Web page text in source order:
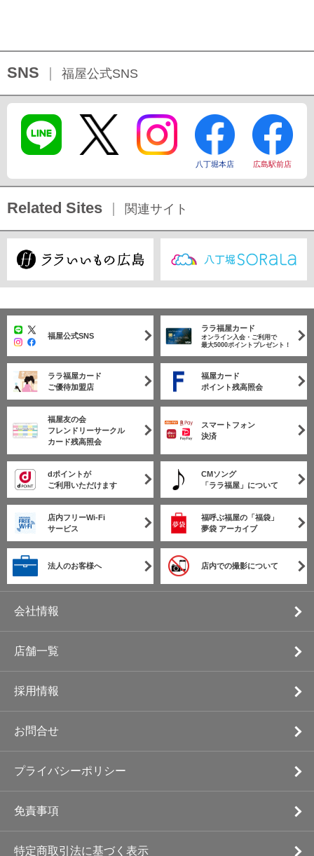
SNS 福屋公式SNS
八丁堀本店 広島駅前店
Related Sites 関連サイト
福屋公式SNS
ララ福屋カード
オンライン入会・ご利用で
最大5000ポイントプレゼント！
ララ福屋カード
ご優待加盟店
福屋カード
ポイント残高照会
福屋友の会
フレンドリーサークル
カード残高照会
スマートフォン
決済
dポイントが
ご利用いただけます
CMソング
「ララ福屋」について
店内フリーWi-Fi
サービス
福呼ぶ福屋の「福袋」
夢袋 アーカイブ
法人のお客様へ 店内での撮影について
会社情報
店舗一覧
採用情報
お問合せ
プライバシーポリシー
免責事項
特定商取引法に基づく表示